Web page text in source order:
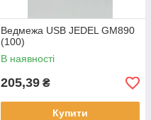
Ведмежа USB JEDEL GM890
(100)
В наявності
205,39 ₴
Купити